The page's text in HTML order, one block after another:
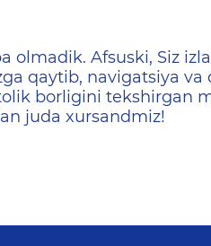
olmadik. Afsuski, Siz
qaytib, navigatsiya va
borligini tekshirgan
juda xursandmiz!